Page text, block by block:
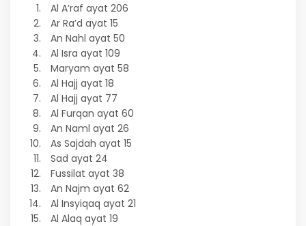
Al A’raf ayat 206
Ar Ra’d ayat 15
An Nahl ayat 50
Al Isra ayat 109
Maryam ayat 58
Al Hajj ayat 18
Al Hajj ayat 77
Al Furqan ayat 60
An Naml ayat 26
As Sajdah ayat 15
Sad ayat 24
Fussilat ayat 38
An Najm ayat 62
Al Insyiqaq ayat 21
Al Alaq ayat 19